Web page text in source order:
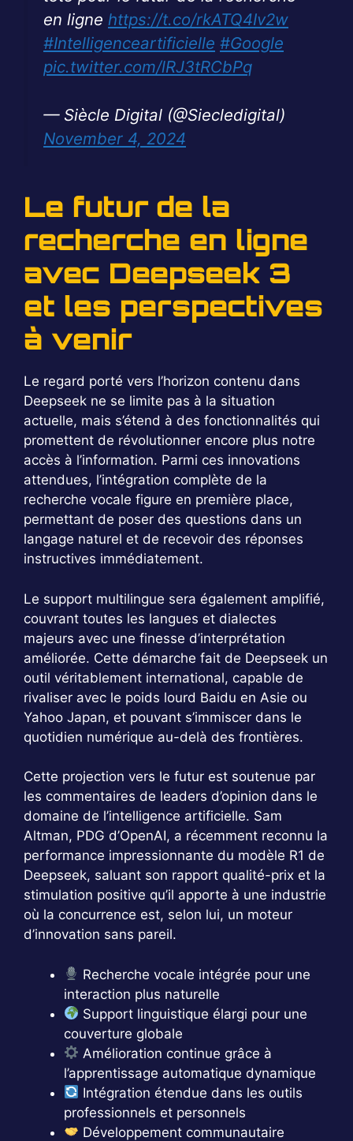
en ligne https://t.co/rkATQ4Iv2w
#Intelligenceartificielle #Google
pic.twitter.com/lRJ3tRCbPq
— Siècle Digital (@Siecledigital)
November 4, 2024
Le futur de la
recherche en ligne
avec Deepseek 3
et les perspectives
à venir
Le regard porté vers l’horizon contenu dans
Deepseek ne se limite pas à la situation
actuelle, mais s’étend à des fonctionnalités qui
promettent de révolutionner encore plus notre
accès à l’information. Parmi ces innovations
attendues, l’intégration complète de la
recherche vocale figure en première place,
permettant de poser des questions dans un
langage naturel et de recevoir des réponses
instructives immédiatement.
Le support multilingue sera également amplifié,
couvrant toutes les langues et dialectes
majeurs avec une finesse d’interprétation
améliorée. Cette démarche fait de Deepseek un
outil véritablement international, capable de
rivaliser avec le poids lourd Baidu en Asie ou
Yahoo Japan, et pouvant s’immiscer dans le
quotidien numérique au-delà des frontières.
Cette projection vers le futur est soutenue par
les commentaires de leaders d’opinion dans le
domaine de l’intelligence artificielle. Sam
Altman, PDG d’OpenAI, a récemment reconnu la
performance impressionnante du modèle R1 de
Deepseek, saluant son rapport qualité-prix et la
stimulation positive qu’il apporte à une industrie
où la concurrence est, selon lui, un moteur
d’innovation sans pareil.
Recherche vocale intégrée pour une
interaction plus naturelle
Support linguistique élargi pour une
couverture globale
Amélioration continue grâce à
l’apprentissage automatique dynamique
Intégration étendue dans les outils
professionnels et personnels
Développement communautaire